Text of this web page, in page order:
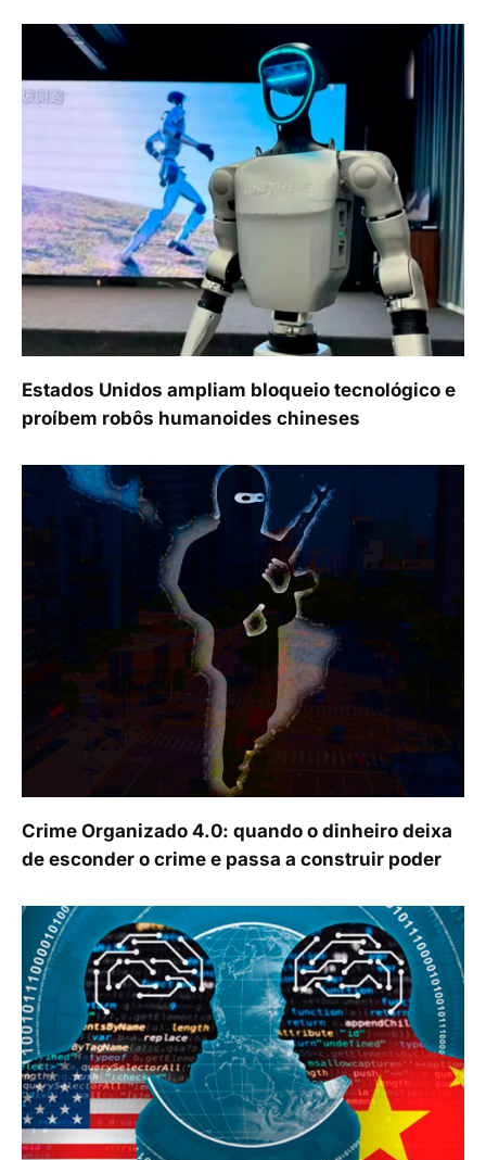
Estados Unidos ampliam bloqueio tecnológico e
proíbem robôs humanoides chineses
Crime Organizado 4.0: quando o dinheiro deixa
de esconder o crime e passa a construir poder